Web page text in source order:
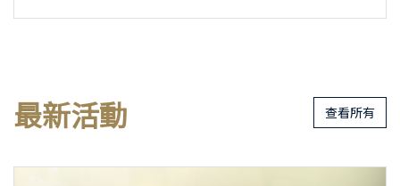
最新活動 查看所有